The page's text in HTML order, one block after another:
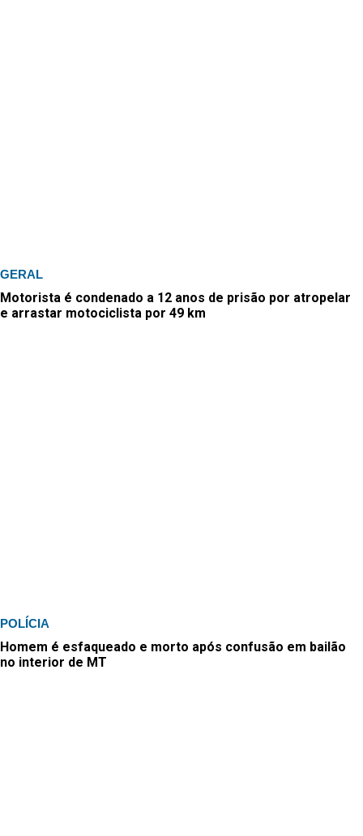
GERAL
Motorista é condenado a 12 anos de prisão por atropelar
e arrastar motociclista por 49 km
POLÍCIA
Homem é esfaqueado e morto após confusão em bailão
no interior de MT